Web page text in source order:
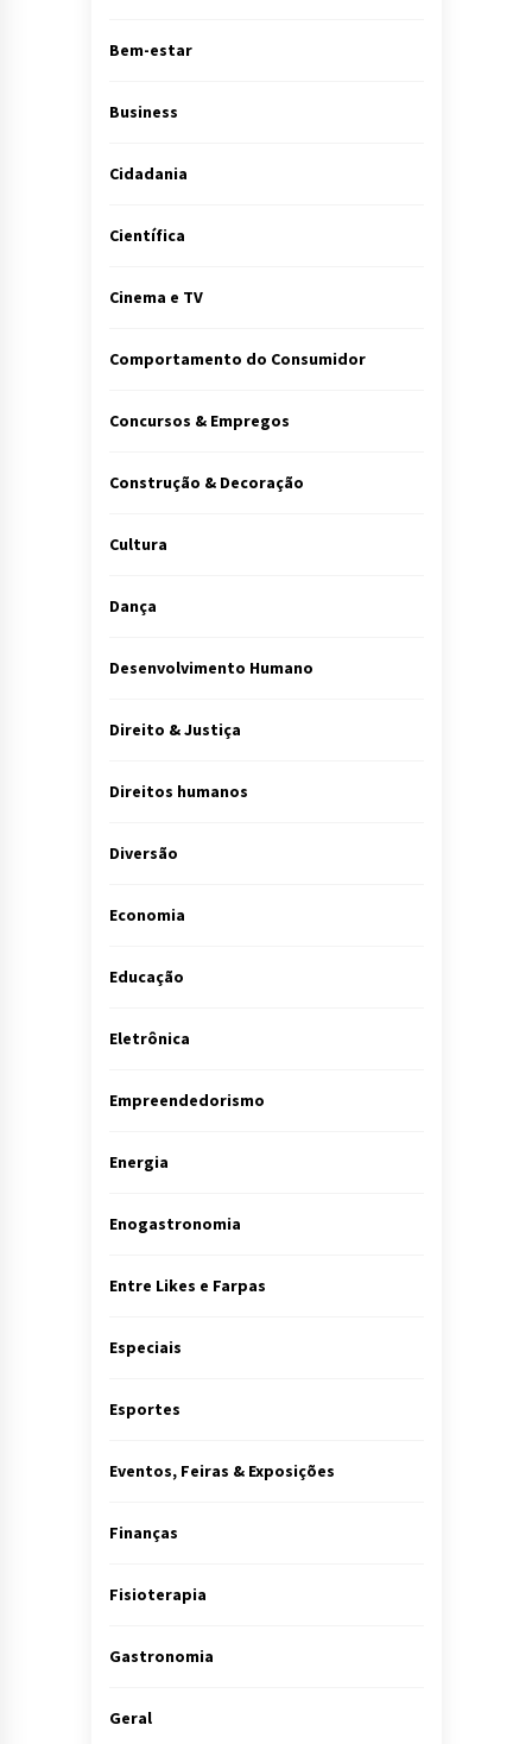
Bem-estar
Business
Cidadania
Científica
Cinema e TV
Comportamento do Consumidor
Concursos & Empregos
Construção & Decoração
Cultura
Dança
Desenvolvimento Humano
Direito & Justiça
Direitos humanos
Diversão
Economia
Educação
Eletrônica
Empreendedorismo
Energia
Enogastronomia
Entre Likes e Farpas
Especiais
Esportes
Eventos, Feiras & Exposições
Finanças
Fisioterapia
Gastronomia
Geral